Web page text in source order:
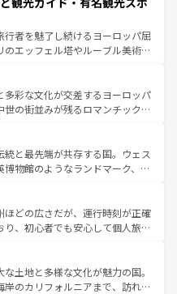
は
情熱的なフラメンコ、熱気あふ
タパスが生活の一部となってい
練された雰囲気や、バルセロナの
地方では古代ローマ遺跡や中世
気候が異なるスペインはその個
性で訪れる人を魅了する。 なお、新着のスペイン情報は コ
ほしい。
行者を魅了し続けるヨーロッパ屈
エッフェル塔やルーブル美術館
いる。華麗な宮殿、歴史的な大
して豊かな自然が、訪れる者を心
ランスは美食の国としても知ら
であるランス、プロヴァンスの
ど、多彩な楽しみ方が可能だ。さ
も魅力が溢れており、どの街角に
ぞれで全く異なる文化を体験で
お、新着のフランス情報はコンテンツ一覧
多彩な文化が交差するヨーロッパ
世の街並みが残るロマンチック街
歩いても飽きることがない。ベ
イエルン州のアルプスの絶景、そ
ン畑といった風景は必見。ビール
てほしい。 なお、新着の
一覧を参照してほしい。
統と最先端が共存する国。ウェス
博物館のようなランドマーク、歴
る。また、優雅なアフタヌーン
たまらない英国パブ、サッカー観
できる体験も豊富。イギリスを旅
。
ほどの広さだが、運行時刻が正確
り、初心者でも安心して個人旅行
、スイスならではのユニークな
光だけでなく町歩きも満喫する
得が高いため物価も高いが、旅行
土地と多様な文化が魅力の国。
岸のカリフォルニアまで、訪れる